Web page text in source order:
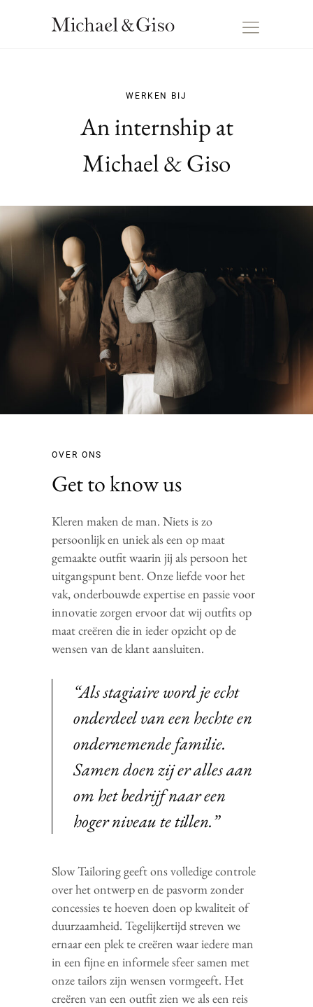
WERKEN BIJ
An internship at
Michael & Giso
OVER ONS
Get to know us
Kleren maken de man. Niets is zo
persoonlijk en uniek als een op maat
gemaakte outfit waarin jij als persoon het
uitgangspunt bent. Onze liefde voor het
vak, onderbouwde expertise en passie voor
innovatie zorgen ervoor dat wij outfits op
maat creëren die in ieder opzicht op de
wensen van de klant aansluiten.
“Als stagiaire word je echt
onderdeel van een hechte en
ondernemende familie.
Samen doen zij er alles aan
om het bedrijf naar een
hoger niveau te tillen.”
Slow Tailoring geeft ons volledige controle
over het ontwerp en de pasvorm zonder
concessies te hoeven doen op kwaliteit of
duurzaamheid. Tegelijkertijd streven we
ernaar een plek te creëren waar iedere man
in een fijne en informele sfeer samen met
onze tailors zijn wensen vormgeeft. Het
creëren van een outfit zien we als een reis